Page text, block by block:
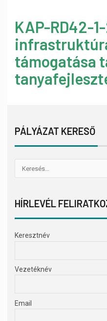
KAP-RD42-
támogatása
PÁLYÁZAT KERESŐ
HÍRLEVÉL
Keresztnév
Vezetéknév
Email